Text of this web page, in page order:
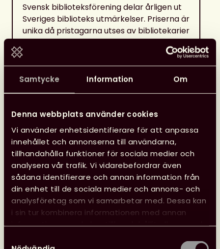
Samtycke Information Om
Denna webbplats använder cookies
Vi använder enhetsidentifierare för att anpassa
innehållet och annonserna till användarna,
tillhandahålla funktioner för sociala medier och
analysera vår trafik. Vi vidarebefordrar även
sådana identifierare och annan information från
din enhet till de sociala medier och annons- och
analysföretag som vi samarbetar med. Dessa kan
i sin tur kombinera informationen med annan
information som du har tillhandahållit eller som de
Svensk biblioteksförening delar årligen ut
Sveriges biblioteks utmärkelser. Priserna är
unika då pristagarna utses av bibliotekarier
och experter på läsningens praktik.
synliggöra och lyfta fram bibliotekens
verksamhet och uppgift i samhället. Med
Sveriges biblioteks utmärkelser vill vi
som varje dag görs på våra bibliotek.
Här kan du läsa mer om Sveriges
biblioteks utmärkelser (nytt fönster).
Fler nyheter